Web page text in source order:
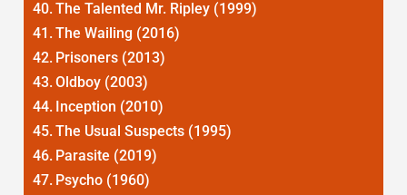
The Talented Mr. Ripley (1999)
The Wailing (2016)
Prisoners (2013)
Oldboy (2003)
Inception (2010)
The Usual Suspects (1995)
Parasite (2019)
Psycho (1960)